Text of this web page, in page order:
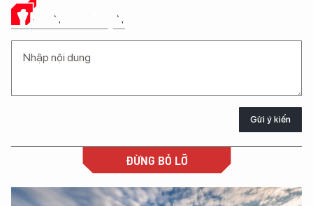
Ý KIẾN CỦA BẠN
Gửi ý kiến
ĐỪNG BỎ LỠ